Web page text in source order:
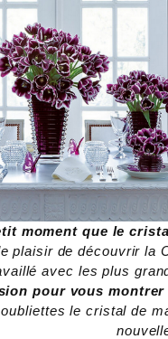
moment que le
plaisir de découvrir la
avec les plus
pour vous
le cristal de